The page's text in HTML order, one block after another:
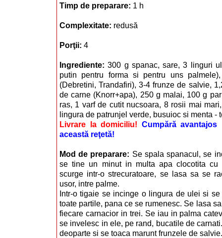
Timp de preparare: 1 h
Complexitate: redusă
Porţii: 4
Ingrediente:300 g spanac, sare, 3 linguri
putin pentru forma si pentru uns
(Debretini, Trandafiri), 3-4 frunze de salvie,
de carne (Knorr+apa), 250 g malai, 100 g
ras, 1 varf de cutit nucsoara, 8 rosii mai
lingura de patrunjel verde, busuioc si menta -
Livrare la domiciliu! Cumpără avantajos
această reţetă!
Mod de preparare: Se spala spanacul, se
se tine un minut in multa apa clocotita cu
scurge intr-o strecuratoare, se lasa sa se
usor, intre palme.
Intr-o tigaie se incinge o lingura de ulei si
toate partile, pana ce se rumenesc. Se lasa
fiecare carnacior in trei. Se iau in palma
se invelesc in ele, pe rand, bucatile de
deoparte si se toaca marunt frunzele de salvie.